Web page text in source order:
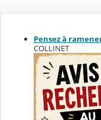
Pensez à
COLLINET